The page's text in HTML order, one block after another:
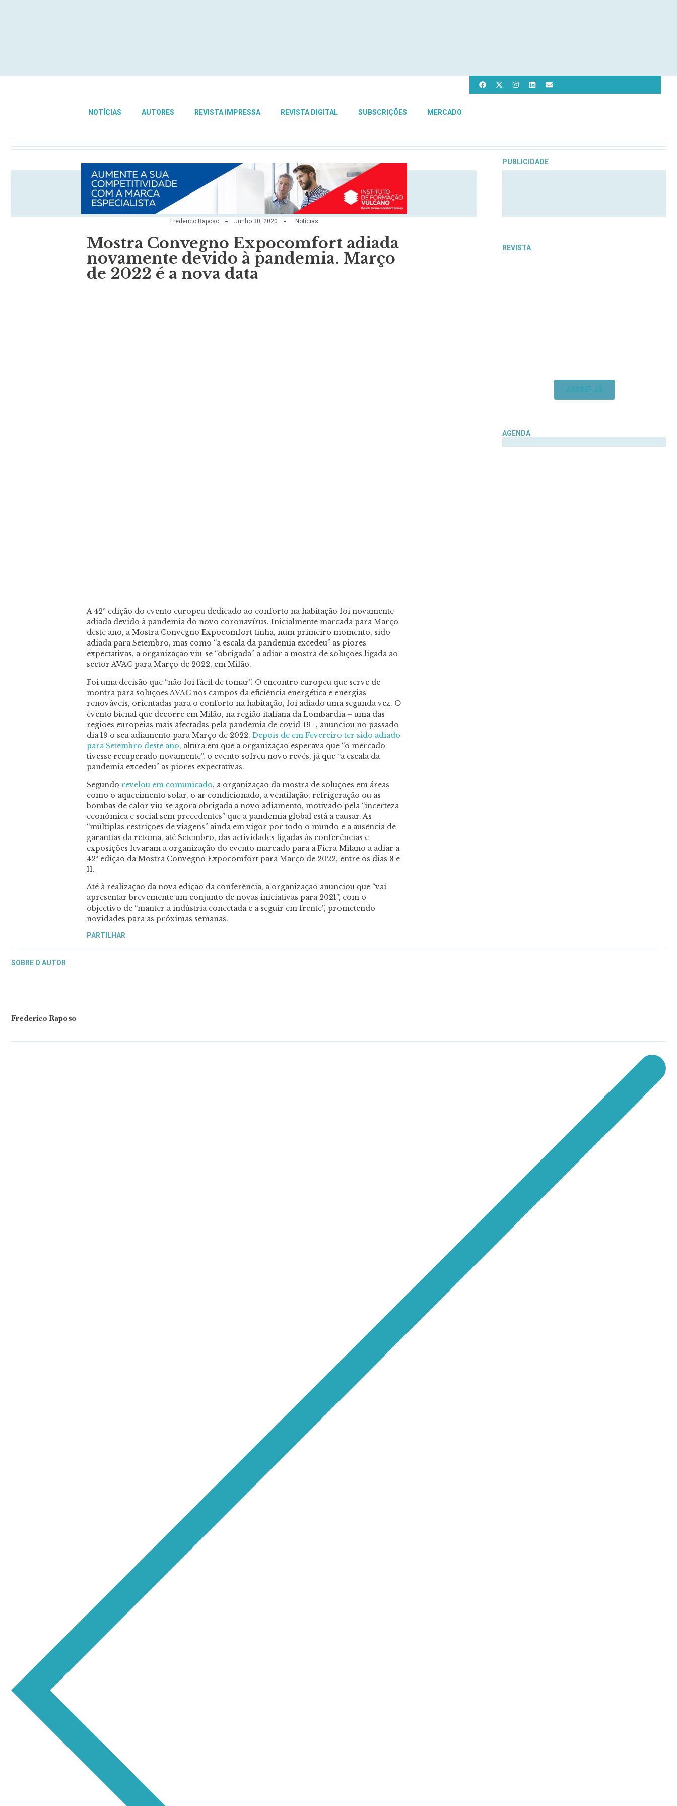
NOTÍCIAS AUTORES REVISTA IMPRESSA REVISTA DIGITAL SUBSCRIÇÕES MERCADO
Frederico Raposo Junho 30, 2020 Notícias
Mostra Convegno Expocomfort adiada
novamente devido à pandemia. Março
de 2022 é a nova data
A 42º edição do evento europeu dedicado ao conforto na habitação foi novamente
adiada devido à pandemia do novo coronavírus. Inicialmente marcada para Março
deste ano, a Mostra Convegno Expocomfort tinha, num primeiro momento, sido
adiada para Setembro, mas como “a escala da pandemia excedeu” as piores
expectativas, a organização viu-se “obrigada” a adiar a mostra de soluções ligada ao
sector AVAC para Março de 2022, em Milão.
Foi uma decisão que “não foi fácil de tomar”. O encontro europeu que serve de
montra para soluções AVAC nos campos da eficiência energética e energias
renováveis, orientadas para o conforto na habitação, foi adiado uma segunda vez. O
evento bienal que decorre em Milão, na região italiana da Lombardia – uma das
regiões europeias mais afectadas pela pandemia de covid-19 -, anunciou no passado
dia 19 o seu adiamento para Março de 2022. Depois de em Fevereiro ter sido adiado
para Setembro deste ano, altura em que a organização esperava que “o mercado
tivesse recuperado novamente”, o evento sofreu novo revés, já que “a escala da
pandemia excedeu” as piores expectativas.
Segundo revelou em comunicado, a organização da mostra de soluções em áreas
como o aquecimento solar, o ar condicionado, a ventilação, refrigeração ou as
bombas de calor viu-se agora obrigada a novo adiamento, motivado pela “incerteza
económica e social sem precedentes” que a pandemia global está a causar. As
“múltiplas restrições de viagens” ainda em vigor por todo o mundo e a ausência de
garantias da retoma, até Setembro, das actividades ligadas às conferências e
exposições levaram a organização do evento marcado para a Fiera Milano a adiar a
42ª edição da Mostra Convegno Expocomfort para Março de 2022, entre os dias 8 e
11.
Até à realização da nova edição da conferência, a organização anunciou que “vai
apresentar brevemente um conjunto de novas iniciativas para 2021”, com o
objectivo de “manter a indústria conectada e a seguir em frente”, prometendo
novidades para as próximas semanas.
PARTILHAR
PUBLICIDADE
REVISTA
ASSINE JÁ
AGENDA
SOBRE O AUTOR
Frederico Raposo